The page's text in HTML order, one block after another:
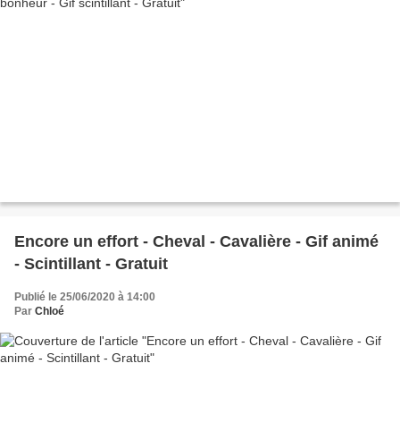
Encore un effort - Cheval - Cavalière - Gif animé
- Scintillant - Gratuit
Publié le 25/06/2020 à 14:00
Par Chloé